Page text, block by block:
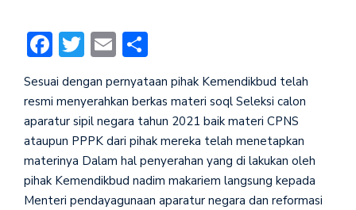
Facebook
Twitter
Email
Sesuai dengan pernyataan pihak Kemendikbud telah
resmi menyerahkan berkas materi soql Seleksi calon
aparatur sipil negara tahun 2021 baik materi CPNS
ataupun PPPK dari pihak mereka telah menetapkan
materinya Dalam hal penyerahan yang di lakukan oleh
pihak Kemendikbud nadim makariem langsung kepada
Menteri pendayagunaan aparatur negara dan reformasi